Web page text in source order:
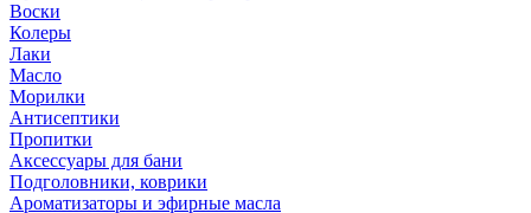
Воски
Колеры
Лаки
Масло
Морилки
Антисептики
Пропитки
Аксессуары для бани
Подголовники, коврики
Ароматизаторы и эфирные масла